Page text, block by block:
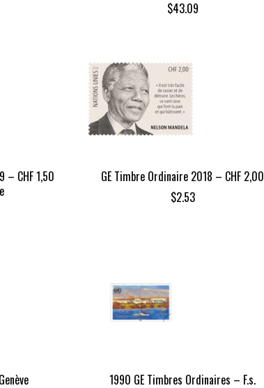
$43.09
– CHF 1,50
GE Timbre Ordinaire 2018 – CHF 2,00
$2.53
1990 GE Timbres Ordinaires – F.s.